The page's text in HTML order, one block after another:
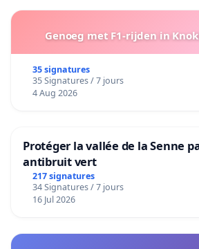
Genoeg met F1-rijden in
35 signatures
35 Signatures / 7 jours
4 Aug 2026
Protéger la vallée de la Senne
antibruit vert
217 signatures
34 Signatures / 7 jours
16 Jul 2026